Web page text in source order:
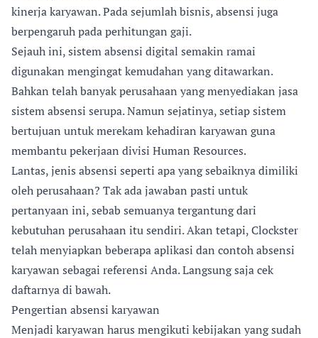
kinerja karyawan. Pada sejumlah bisnis, absensi juga
berpengaruh pada perhitungan gaji.
Sejauh ini, sistem absensi digital semakin ramai
digunakan mengingat kemudahan yang ditawarkan.
Bahkan telah banyak perusahaan yang menyediakan jasa
sistem absensi serupa. Namun sejatinya, setiap sistem
bertujuan untuk merekam kehadiran karyawan guna
membantu pekerjaan divisi Human Resources.
Lantas, jenis absensi seperti apa yang sebaiknya dimiliki
oleh perusahaan? Tak ada jawaban pasti untuk
pertanyaan ini, sebab semuanya tergantung dari
kebutuhan perusahaan itu sendiri. Akan tetapi, Clockster
telah menyiapkan beberapa aplikasi dan contoh absensi
karyawan sebagai referensi Anda. Langsung saja cek
daftarnya di bawah.
Pengertian absensi karyawan
Menjadi karyawan harus mengikuti kebijakan yang sudah